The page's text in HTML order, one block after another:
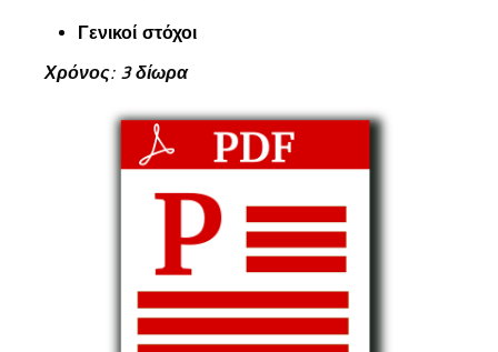
Γενικοί στόχοι
Χρόνος: 3 δίωρα